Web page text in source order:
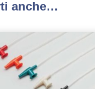
anche…